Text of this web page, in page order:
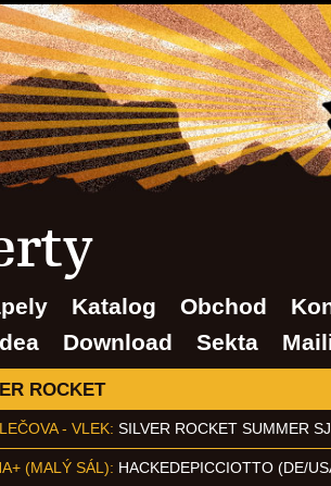
Katalog Obchod
Download Sekta
ROCKET
- VLEK: SILVER ROCKET SUMMER
(MALÝ SÁL): HACKEDEPICCIOTTO (DE/